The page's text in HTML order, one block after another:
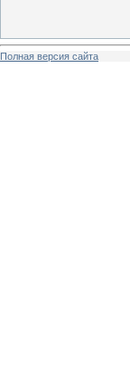
Полная версия сайта